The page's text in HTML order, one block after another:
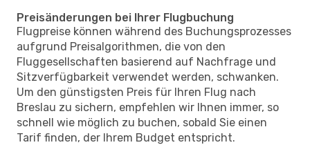
Preisänderungen bei Ihrer Flugbuchung
Flugpreise können während des Buchungsprozesses
aufgrund Preisalgorithmen, die von den
Fluggesellschaften basierend auf Nachfrage und
Sitzverfügbarkeit verwendet werden, schwanken.
Um den günstigsten Preis für Ihren Flug nach
Breslau zu sichern, empfehlen wir Ihnen immer, so
schnell wie möglich zu buchen, sobald Sie einen
Tarif finden, der Ihrem Budget entspricht.